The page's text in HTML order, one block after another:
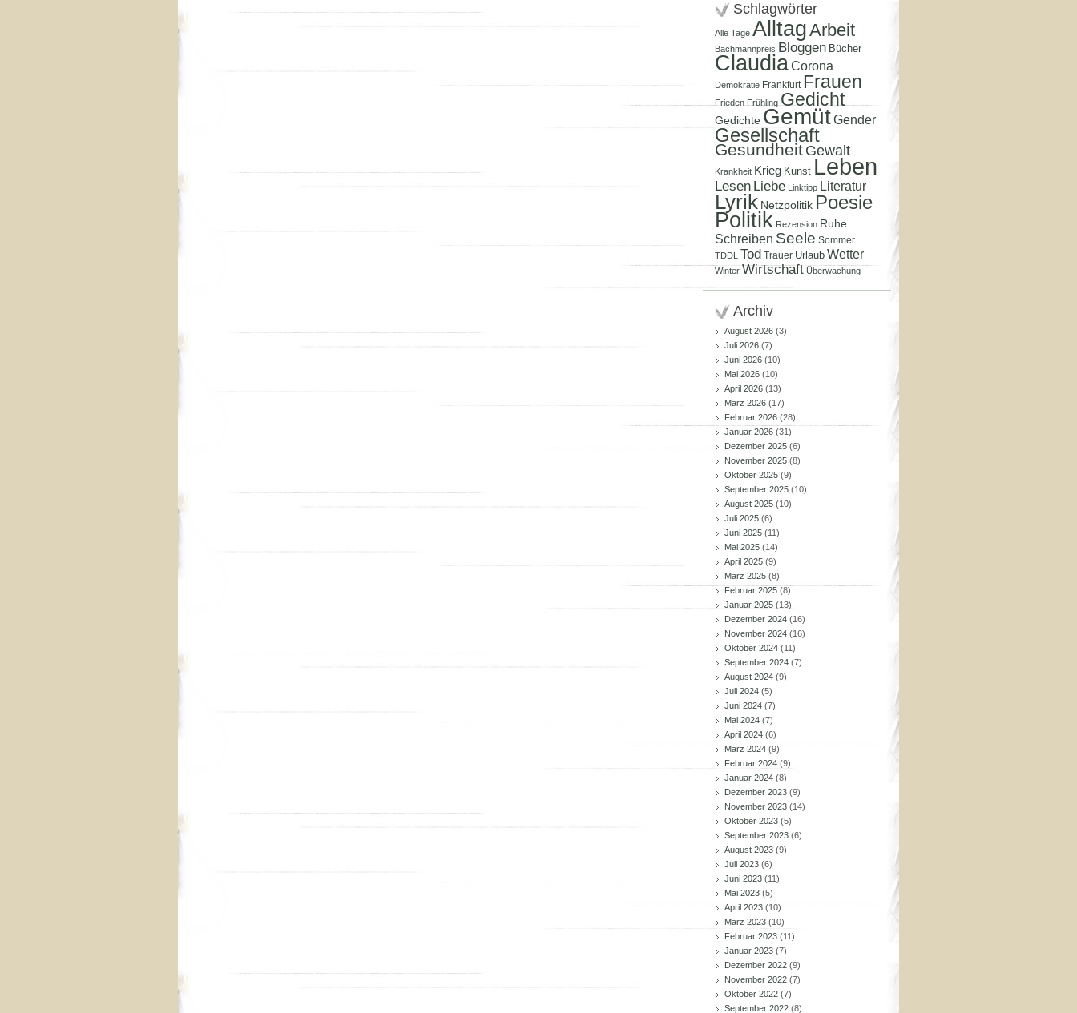
Schlagwörter
Alle Tage AlltagArbeit
Bachmannpreis Bloggen Bücher
ClaudiaCorona
Demokratie Frankfurt Frauen
Frieden Frühling Gedicht
Gedichte GemütGender
Gesellschaft
Gesundheit Gewalt
Krankheit Krieg Kunst Leben
Lesen Liebe Linktipp Literatur
Lyrik Netzpolitik Poesie
Politik Rezension Ruhe
Schreiben Seele Sommer
TDDL Tod Trauer Urlaub Wetter
Winter Wirtschaft Überwachung
Archiv
August 2026 (3)
Juli 2026 (7)
Juni 2026 (10)
Mai 2026 (10)
April 2026 (13)
März 2026 (17)
Februar 2026 (28)
Januar 2026 (31)
Dezember 2025 (6)
November 2025 (8)
Oktober 2025 (9)
September 2025 (10)
August 2025 (10)
Juli 2025 (6)
Juni 2025 (11)
Mai 2025 (14)
April 2025 (9)
März 2025 (8)
Februar 2025 (8)
Januar 2025 (13)
Dezember 2024 (16)
November 2024 (16)
Oktober 2024 (11)
September 2024 (7)
August 2024 (9)
Juli 2024 (5)
Juni 2024 (7)
Mai 2024 (7)
April 2024 (6)
März 2024(9)
Februar 2024 (9)
Januar 2024 (8)
Dezember 2023 (9)
November 2023 (14)
Oktober 2023 (5)
September 2023 (6)
August 2023 (9)
Juli 2023 (6)
Juni 2023 (11)
Mai 2023 (5)
April 2023(10)
März 2023 (10)
Februar 2023 (11)
Januar 2023 (7)
Dezember 2022 (9)
November 2022 (7)
Oktober 2022 (7)
September 2022 (8)